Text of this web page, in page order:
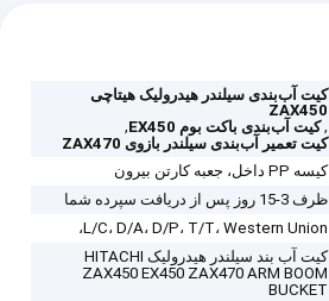
کیت آب‌بندی سیلندر هیدرولیک هیتاچی
ZAX450
,کیت آب‌بندی باکت بوم EX450
,
کیت تعمیر آب‌بندی سیلندر بازوی ZAX470
کیسه PP داخل، جعبه کارتن بیرون
ظرف 3-15 روز پس از دریافت سپرده شما
L/C، D/A، D/P، T/T، Western Union،
کیت آب بند سیلندر هیدرولیک HITACHI
ZAX450 EX450 ZAX470 ARM BOOM
BUCKET